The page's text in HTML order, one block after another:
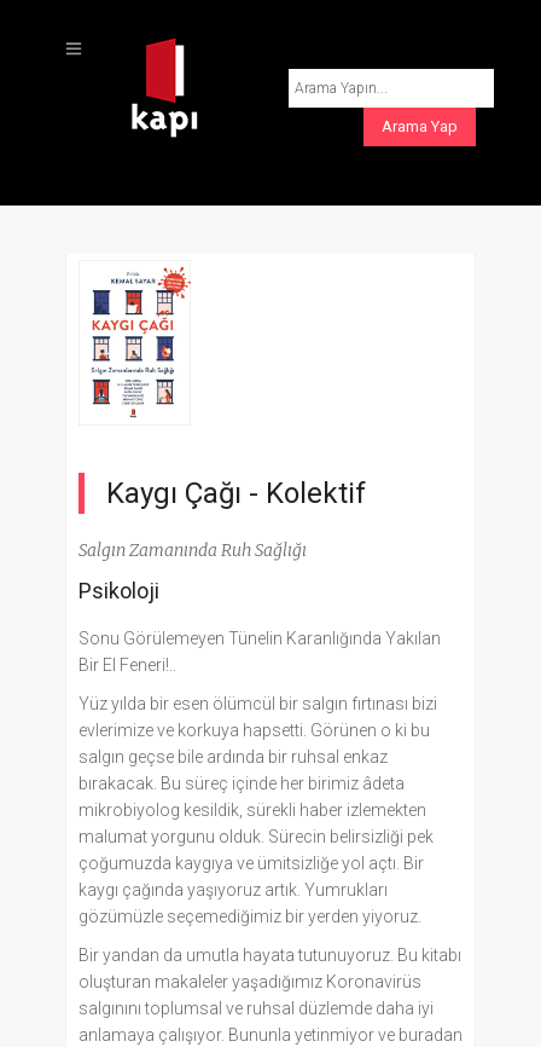
Kaygı Çağı - Kolektif
Salgın Zamanında Ruh Sağlığı
Psikoloji
Sonu Görülemeyen Tünelin Karanlığında Yakılan
Bir El Feneri!..
Yüz yılda bir esen ölümcül bir salgın fırtınası bizi
evlerimize ve korkuya hapsetti. Görünen o ki bu
salgın geçse bile ardında bir ruhsal enkaz
bırakacak. Bu süreç içinde her birimiz âdeta
mikrobiyolog kesildik, sürekli haber izlemekten
malumat yorgunu olduk. Sürecin belirsizliği pek
çoğumuzda kaygıya ve ümitsizliğe yol açtı. Bir
kaygı çağında yaşıyoruz artık. Yumrukları
gözümüzle seçemediğimiz bir yerden yiyoruz.
Bir yandan da umutla hayata tutunuyoruz. Bu kitabı
oluşturan makaleler yaşadığımız Koronavirüs
salgınını toplumsal ve ruhsal düzlemde daha iyi
anlamaya çalışıyor. Bununla yetinmiyor ve buradan